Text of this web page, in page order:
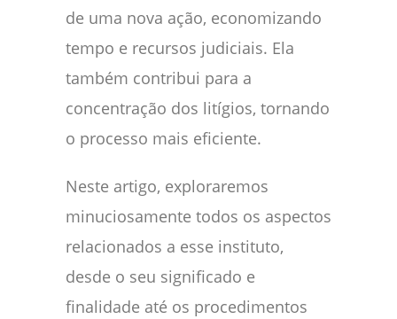
de uma nova ação, economizando
tempo e recursos judiciais. Ela
também contribui para a
concentração dos litígios, tornando
o processo mais eficiente.
Neste artigo, exploraremos
minuciosamente todos os aspectos
relacionados a esse instituto,
desde o seu significado e
finalidade até os procedimentos